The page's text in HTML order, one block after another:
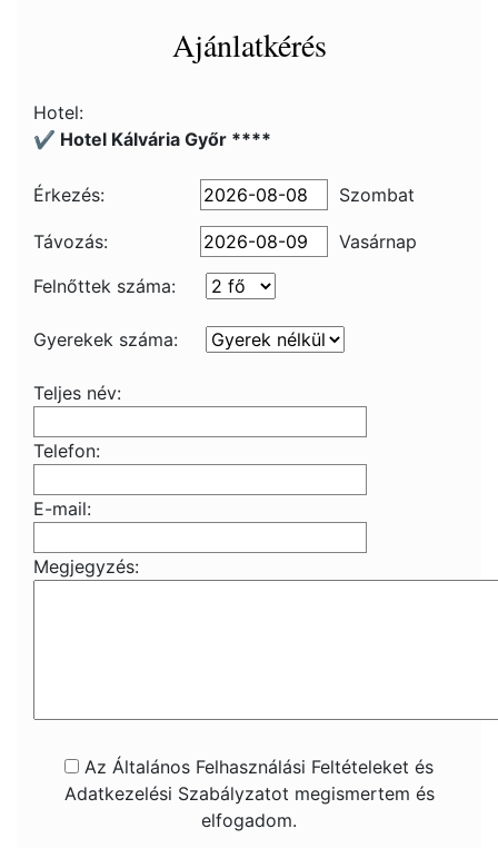
Ajánlatkérés
Hotel:
✔️ Hotel Kálvária Győr ****
Érkezés: Szombat
Távozás:
Vasárnap
Felnőttek száma:
Gyerekek száma:
Teljes név:
Telefon:
E-mail:
Megjegyzés:
Az Általános Felhasználási Feltételeket és
Adatkezelési Szabályzatot megismertem és
elfogadom.